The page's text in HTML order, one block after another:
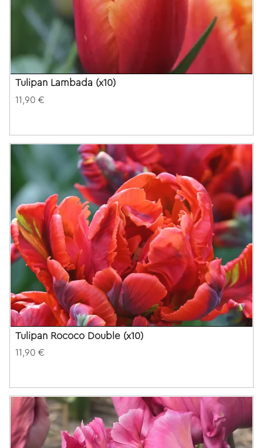
Tulipan Lambada (x10)
11,90 €
Tulipan Rococo Double (x10)
11,90 €